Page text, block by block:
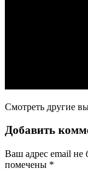
Смотреть другие
Добавить
Ваш адрес email не
помечены *